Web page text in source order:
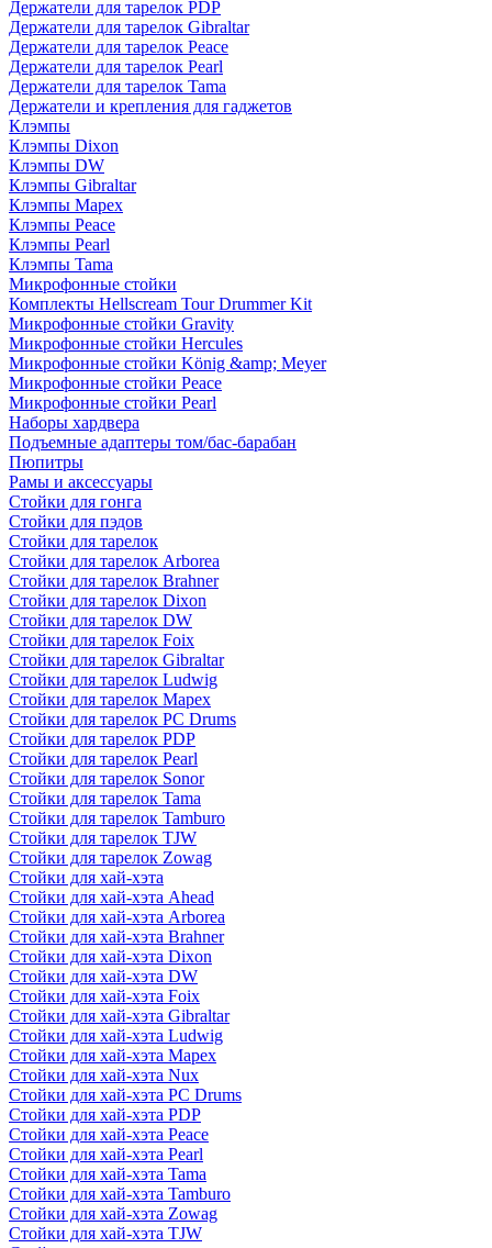
Держатели для тарелок PDP
Держатели для тарелок Gibraltar
Держатели для тарелок Peace
Держатели для тарелок Pearl
Держатели для тарелок Tama
Держатели и крепления для гаджетов
Клэмпы
Клэмпы Dixon
Клэмпы DW
Клэмпы Gibraltar
Клэмпы Mapex
Клэмпы Peace
Клэмпы Pearl
Клэмпы Tama
Микрофонные стойки
Комплекты Hellscream Tour Drummer Kit
Микрофонные стойки Gravity
Микрофонные стойки Hercules
Микрофонные стойки König &amp; Meyer
Микрофонные стойки Peace
Микрофонные стойки Pearl
Наборы хардвера
Подъемные адаптеры том/бас-барабан
Пюпитры
Рамы и аксессуары
Стойки для гонга
Стойки для пэдов
Стойки для тарелок
Стойки для тарелок Arborea
Стойки для тарелок Brahner
Стойки для тарелок Dixon
Стойки для тарелок DW
Стойки для тарелок Foix
Стойки для тарелок Gibraltar
Стойки для тарелок Ludwig
Стойки для тарелок Mapex
Стойки для тарелок PC Drums
Стойки для тарелок PDP
Стойки для тарелок Pearl
Стойки для тарелок Sonor
Стойки для тарелок Tama
Стойки для тарелок Tamburo
Стойки для тарелок TJW
Стойки для тарелок Zowag
Стойки для хай-хэта
Стойки для хай-хэта Ahead
Стойки для хай-хэта Arborea
Стойки для хай-хэта Brahner
Стойки для хай-хэта Dixon
Стойки для хай-хэта DW
Стойки для хай-хэта Foix
Стойки для хай-хэта Gibraltar
Стойки для хай-хэта Ludwig
Стойки для хай-хэта Mapex
Стойки для хай-хэта Nux
Стойки для хай-хэта PC Drums
Стойки для хай-хэта PDP
Стойки для хай-хэта Peace
Стойки для хай-хэта Pearl
Стойки для хай-хэта Tama
Стойки для хай-хэта Tamburo
Стойки для хай-хэта Zowag
Стойки для хай-хэта TJW